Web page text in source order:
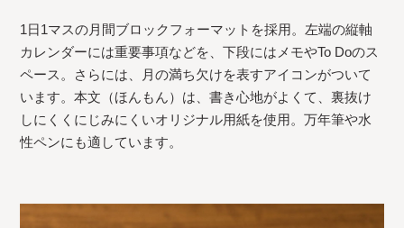
1日1マスの月間ブロックフォーマットを採用。左端の縦軸
カレンダーには重要事項などを、下段にはメモやTo Doのス
ペース。さらには、月の満ち欠けを表すアイコンがついて
います。本文（ほんもん）は、書き心地がよくて、裏抜け
しにくくにじみにくいオリジナル用紙を使用。万年筆や水
性ペンにも適しています。